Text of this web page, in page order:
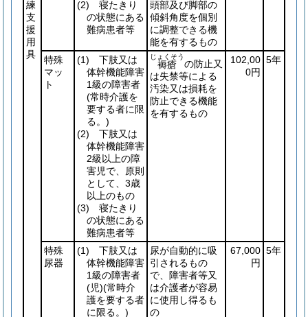
練
支
援
用
具
(2) 寝たきり
の状態にある
難病患者等
頭部及び脚部の
傾斜角度を個別
に調整できる機
能を有するもの
特殊
マッ
ト
(1) 下肢又は
体幹機能障害
1級の障害者
(常時介護を
要する者に限
る。)
(2) 下肢又は
体幹機能障害
2級以上の障
害児で、原則
として、3歳
以上のもの
(3) 寝たきり
の状態にある
難病患者等
褥瘡
じょくそう
の防止又
は失禁等による
汚染又は損耗を
防止できる機能
を有するもの
102,00
0円
5年
特殊
尿器
(1) 下肢又は
体幹機能障害
1級の障害者
(児)(常時介
護を要する者
に限る。)
尿が自動的に吸
引されるもの
で、障害者等又
は介護者が容易
に使用し得るも
の
67,000
円
5年